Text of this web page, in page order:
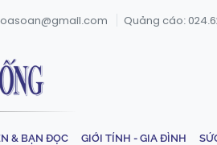
Quảng cáo:
& BẠN ĐỌC GIỚI TÍNH - GIA ĐÌNH